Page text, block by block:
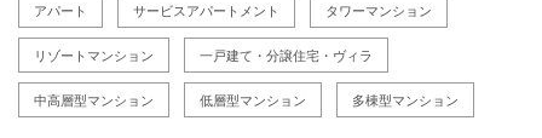
アパート サービスアパートメント タワーマンション
リゾートマンション 一戸建て・分譲住宅・ヴィラ
中高層型マンション 低層型マンション 多棟型マンション